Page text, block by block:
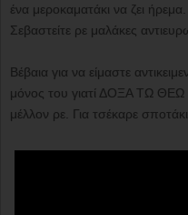
ένα μεροκαματάκι να ζει
Σεβαστείτε ρε μαλάκες
Βέβαια για να είμαστε
μόνος του γιατί ΔΟΞΑ ΤΩ ΘΕΩ
μέλλον ρε. Για τσέκαρε